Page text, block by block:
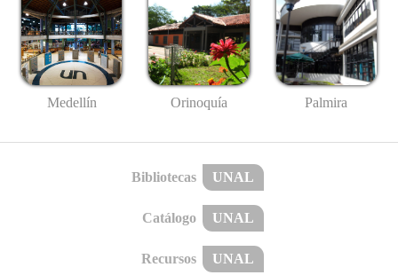
Medellín Orinoquía Palmira
Bibliotecas UNAL
Catálogo UNAL
Recursos UNAL